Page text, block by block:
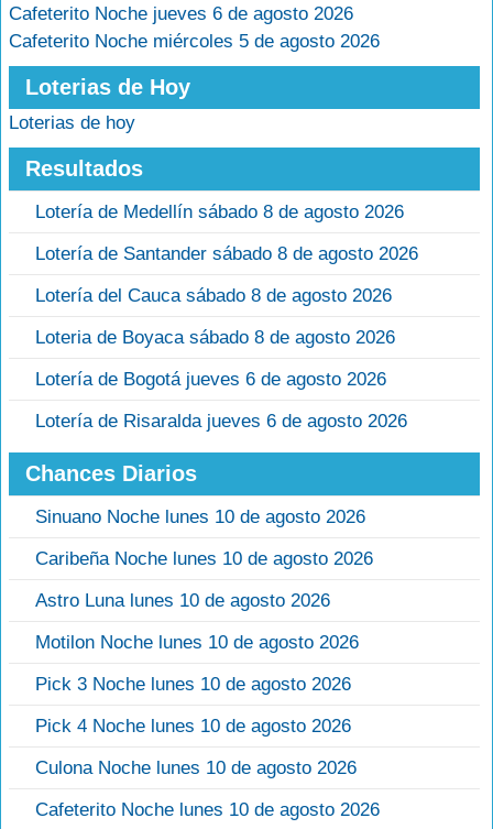
Cafeterito Noche jueves 6 de agosto 2026
Cafeterito Noche miércoles 5 de agosto 2026
Loterias de Hoy
Loterias de hoy
Resultados
Lotería de Medellín sábado 8 de agosto 2026
Lotería de Santander sábado 8 de agosto 2026
Lotería del Cauca sábado 8 de agosto 2026
Loteria de Boyaca sábado 8 de agosto 2026
Lotería de Bogotá jueves 6 de agosto 2026
Lotería de Risaralda jueves 6 de agosto 2026
Chances Diarios
Sinuano Noche lunes 10 de agosto 2026
Caribeña Noche lunes 10 de agosto 2026
Astro Luna lunes 10 de agosto 2026
Motilon Noche lunes 10 de agosto 2026
Pick 3 Noche lunes 10 de agosto 2026
Pick 4 Noche lunes 10 de agosto 2026
Culona Noche lunes 10 de agosto 2026
Cafeterito Noche lunes 10 de agosto 2026